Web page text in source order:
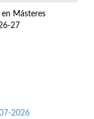
Másteres
27
2026